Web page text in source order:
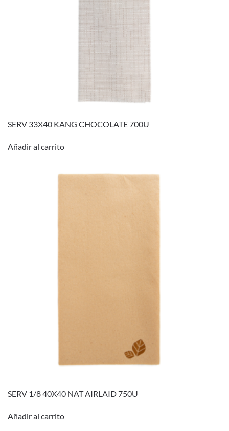
SERV 33X40 KANG CHOCOLATE 700U
Añadir al carrito
SERV 1/8 40X40 NAT AIRLAID 750U
Añadir al carrito